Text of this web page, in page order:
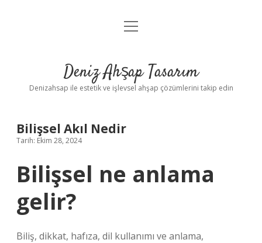
Anasayfa
Yasal Uyarı
menüyü
Deniz Ahşap Tasarım
Denizahsap ile estetik ve işlevsel ahşap çözümlerini takip edin
Bilişsel Akıl Nedir
Tarih: Ekim 28, 2024
Bilişsel ne anlama
gelir?
Biliş, dikkat, hafıza, dil kullanımı ve anlama,